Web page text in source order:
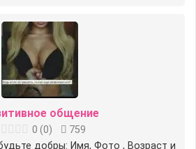
общение
0 (0)
759
добры: Имя, Фото , Возраст и